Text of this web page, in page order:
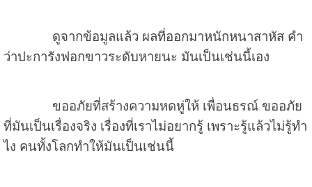
ดูจากข้อมูลแล้ว ผลที่ออกมาหนักหนาสาหัส คำ
ว่าปะการังฟอกขาวระดับหายนะ มันเป็นเช่นนี้เอง
ขออภัยที่สร้างความหดหู่ให้ เพื่อนธรณ์ ขออภัย
ที่มันเป็นเรื่องจริง เรื่องที่เราไม่อยากรู้ เพราะรู้แล้วไม่รู้ทำ
ไง คนทั้งโลกทำให้มันเป็นเช่นนี้